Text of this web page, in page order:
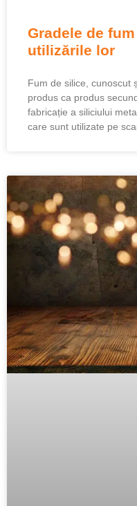
Gradele de
utilizările lor
Fum de silice, cunoscut
produs ca produs
fabricație a siliciului
care sunt utilizate pe